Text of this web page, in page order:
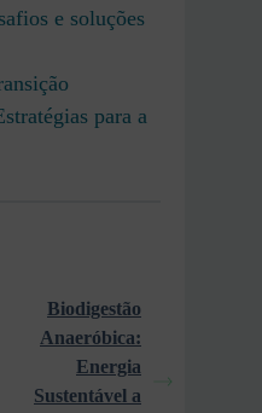
e soluções
para a
Biodigestão
Anaeróbica:
Energia
Sustentável a